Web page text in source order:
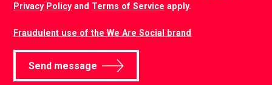
Privacy Policyand Terms of Service apply.
Fraudulent use of the We Are Social brand
Send message